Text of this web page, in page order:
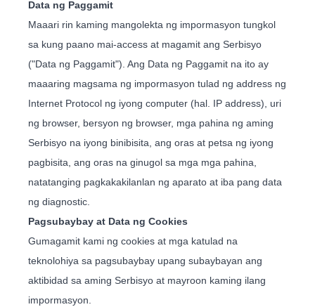
Data ng Paggamit
Maaari rin kaming mangolekta ng impormasyon tungkol
sa kung paano mai-access at magamit ang Serbisyo
("Data ng Paggamit"). Ang Data ng Paggamit na ito ay
maaaring magsama ng impormasyon tulad ng address ng
Internet Protocol ng iyong computer (hal. IP address), uri
ng browser, bersyon ng browser, mga pahina ng aming
Serbisyo na iyong binibisita, ang oras at petsa ng iyong
pagbisita, ang oras na ginugol sa mga mga pahina,
natatanging pagkakakilanlan ng aparato at iba pang data
ng diagnostic.
Pagsubaybay at Data ng Cookies
Gumagamit kami ng cookies at mga katulad na
teknolohiya sa pagsubaybay upang subaybayan ang
aktibidad sa aming Serbisyo at mayroon kaming ilang
impormasyon.